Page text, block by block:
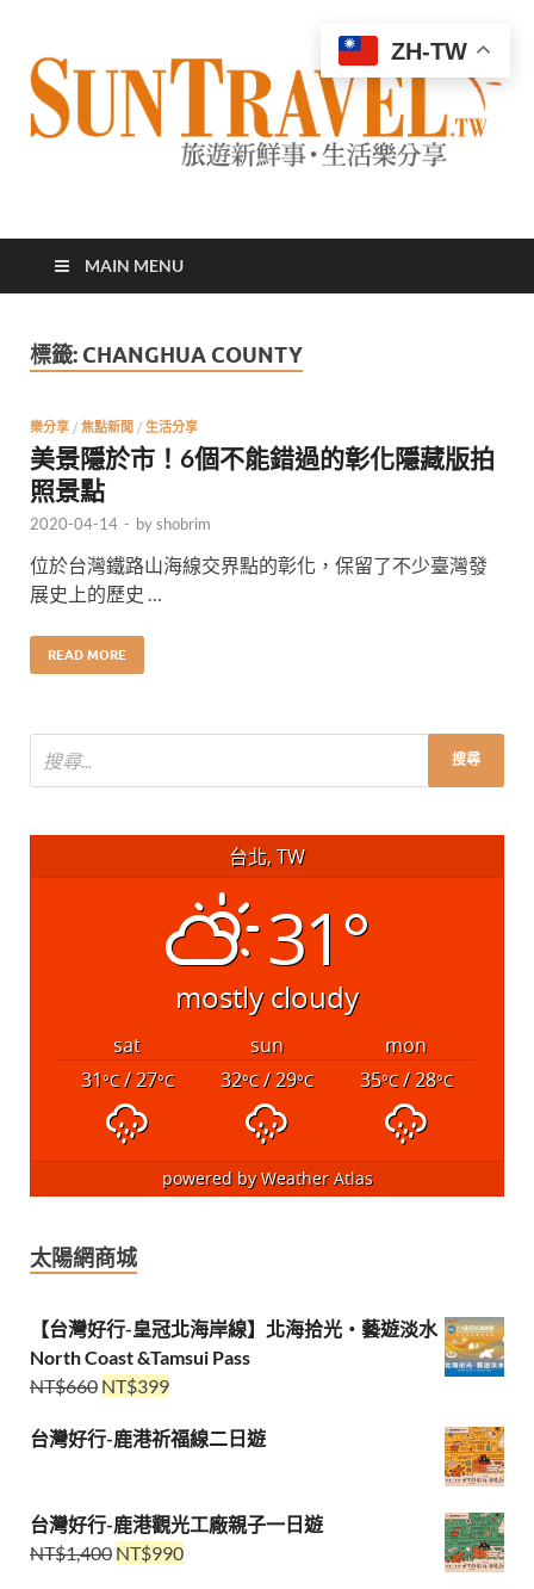
太陽網
MAIN MENU
標籤: CHANGHUA COUNTY
樂分享 / 焦點新聞 / 生活分享
美景隱於市！6個不能錯過的彰化隱藏版拍
照景點
2020-04-14 - byshobrim
位於台灣鐵路山海線交界點的彰化，保留了不少臺灣發
展史上的歷史 …
READ MORE
台北, TW
31°
mostly cloudy
sat sun
mon
31°C/ 27°C 32°C/ 29°C 35°C/ 28°C
powered byWeather Atlas
太陽網商城
【台灣好行-皇冠北海岸線】北海拾光・藝遊淡水
North Coast &Tamsui Pass
NT$660 NT$399
台灣好行-鹿港祈福線二日遊
台灣好行-鹿港觀光工廠親子一日遊
NT$1,400 NT$990
ZH-TW